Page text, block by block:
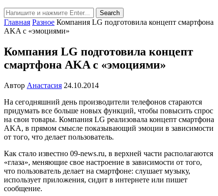
Главная Разное Компания LG подготовила концепт смартфона
AKA с «эмоциями»
Компания LG подготовила концепт
смартфона AKA с «эмоциями»
Автор Анастасия 24.10.2014
На сегодняшний день производители телефонов стараются
придумать все больше новых функций, чтобы повысить спрос
на свои товары. Компания LG реализовала концепт смартфона
AKA, в прямом смысле показывающий эмоции в зависимости
от того, что делает пользователь.
Как стало известно 09-news.ru, в верхней части располагаются
«глаза», меняющие свое настроение в зависимости от того,
что пользователь делает на смартфоне: слушает музыку,
использует приложения, сидит в интернете или пишет
сообщение.